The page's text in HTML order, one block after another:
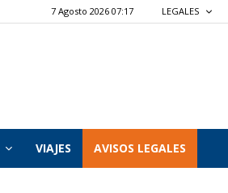
7 Agosto 2026 07:17 LEGALES
VIAJES AVISOS LEGALES